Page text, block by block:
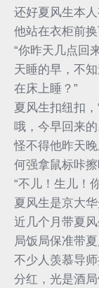
还好夏风生本人
他站在衣柜前
“你昨天几点回
天睡的早，不
在床上睡？”
夏风生扣纽扣
哦，今早回来的
怪不得他昨天晚
何强拿鼠标咔擦
“不儿！生儿！
夏风生是京大
近几个月带夏
局饭局保准带夏
不少人羡慕导
分红，光是酒